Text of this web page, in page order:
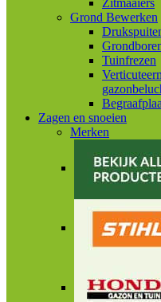
Zitmaaiers
Grond Bewerken
Tuinfrezen
Zagen en snoeien
Merken